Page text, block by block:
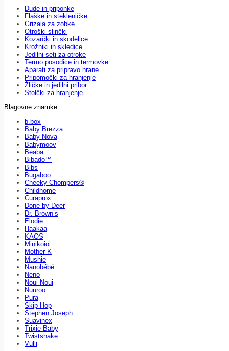
Dude in priponke
Flaške in stekleničke
Grizala za zobke
Otroški slinčki
Kozarčki in skodelice
Krožniki in skledice
Jedilni seti za otroke
Termo posodice in termovke
Aparati za pripravo hrane
Pripomočki za hranjenje
Žličke in jedilni pribor
Stolčki za hranjenje
Blagovne znamke
b.box
Baby Brezza
Baby Nova
Babymoov
Beaba
Bibado™
Bibs
Bugaboo
Cheeky Chompers®
Childhome
Curaprox
Done by Deer
Dr. Brown’s
Elodie
Haakaa
KAOS
Minikoioi
Mother-K
Mushie
Nanobébé
Neno
Noui Noui
Nuuroo
Pura
Skip Hop
Stephen Joseph
Suavinex
Trixie Baby
Twistshake
Vulli